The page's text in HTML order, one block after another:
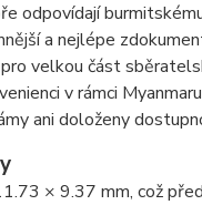
odpovídají
a nejlépe
velkou část
v rámci
ani doloženy
× 9.37 mm, což